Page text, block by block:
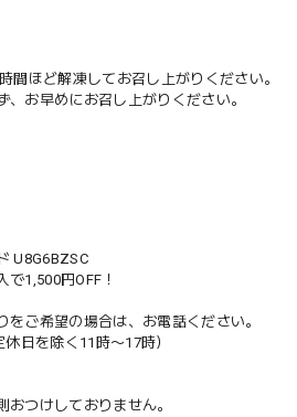
間ほど解凍してお召し上がりください。
お早めにお召し上がりください。
U8G6BZSC
1,500円OFF！
ご希望の場合は、お電話ください。
日を除く11時〜17時）
つけしておりません。